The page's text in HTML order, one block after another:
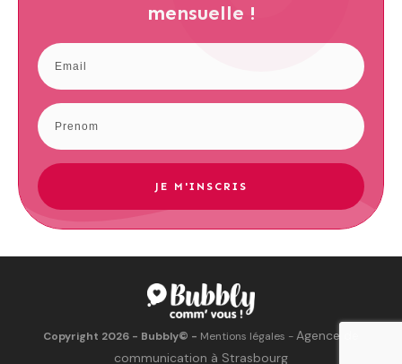
mensuelle !
JE M'INSCRIS
Copyright 2026 - Bubbly© - Mentions légales -Agence de
communication à Strasbourg